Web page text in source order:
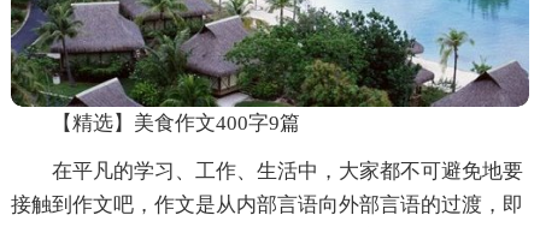
【精选】美食作文400字9篇
在平凡的学习、工作、生活中，大家都不可避免地要
接触到作文吧，作文是从内部言语向外部言语的过渡，即